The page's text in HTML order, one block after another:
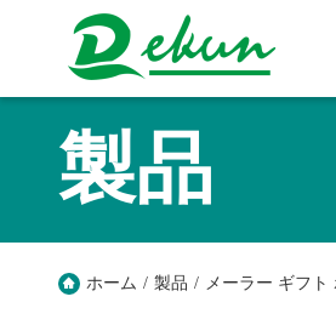
製品
ホーム / 製品 / メーラー ギフト